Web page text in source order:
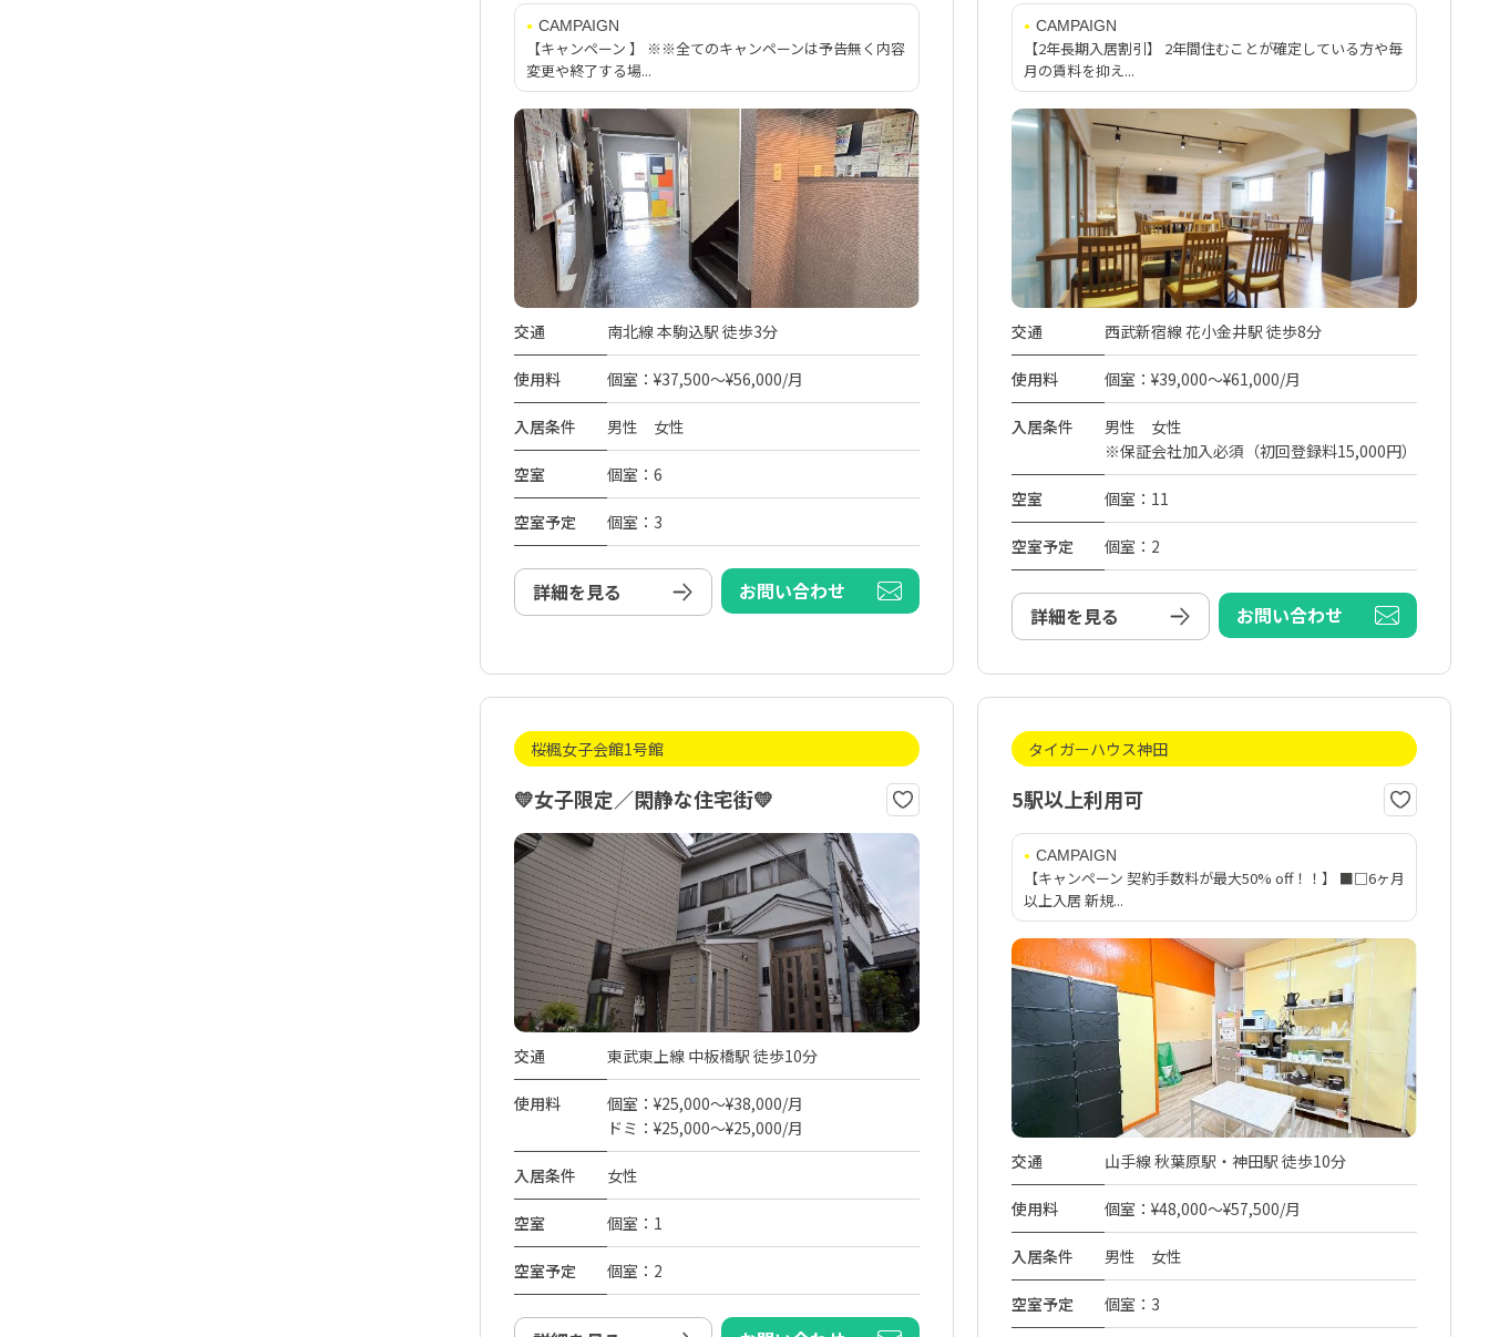
CAMPAIGN
【キャンペーン 】 ※※全てのキャンペーンは予告無く内容
変更や終了する場...
交通 南北線 本駒込駅 徒歩3分
使用料 個室：¥37,500～¥56,000/月
入居条件 男性 女性
空室 個室：6
空室予定 個室：3
詳細を見る お問い合わせ
CAMPAIGN
【2年長期入居割引】 2年間住むことが確定している方や毎
月の賃料を抑え...
交通 西武新宿線 花小金井駅 徒歩8分
使用料 個室：¥39,000～¥61,000/月
入居条件
男性 女性
※保証会社加入必須（初回登録料15,000円）
空室 個室：11
空室予定 個室：2
詳細を見る お問い合わせ
桜楓女子会館1号館
💛女子限定／閑静な住宅街💛
交通 東武東上線 中板橋駅 徒歩10分
使用料
個室：¥25,000～¥38,000/月
ドミ：¥25,000～¥25,000/月
入居条件 女性
空室 個室：1
空室予定 個室：2
タイガーハウス神田
5駅以上利用可
CAMPAIGN
【キャンペーン 契約手数料が最大50% off！！】 ■□6ヶ月
以上入居 新規...
交通 山手線 秋葉原駅・神田駅 徒歩10分
使用料 個室：¥48,000～¥57,500/月
入居条件 男性 女性
空室予定 個室：3